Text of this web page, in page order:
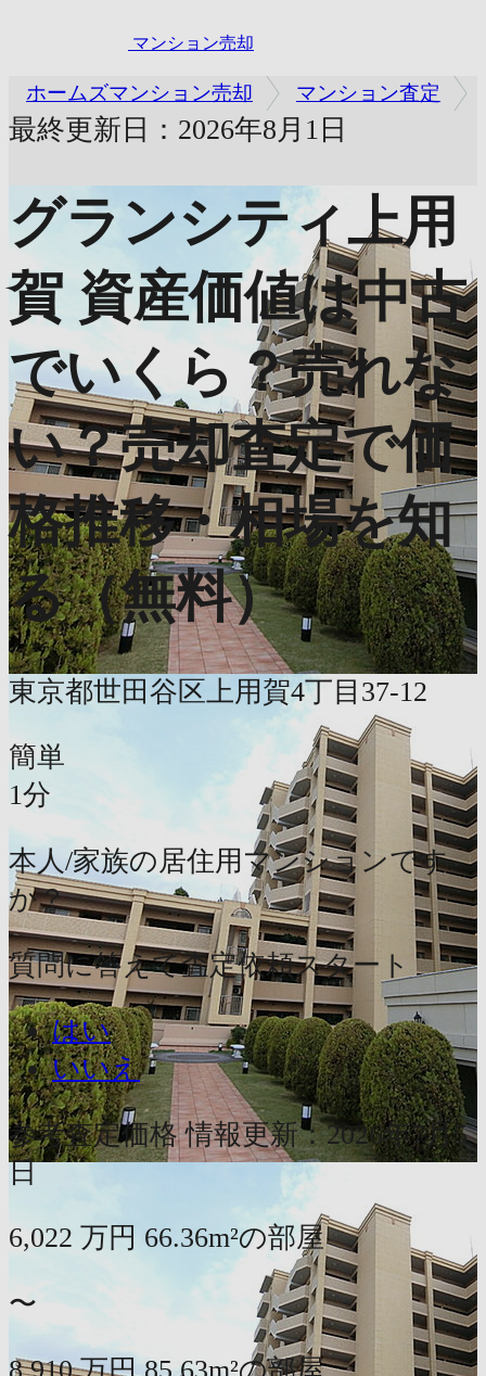
マンション売却
ホームズマンション売却 マンション査定
最終更新日：2026年8月1日
グランシティ上用
賀 資産価値は中古
でいくら？売れな
い？売却査定で価
格推移・相場を知
る（無料）
東京都世田谷区上用賀4丁目37-12
簡単
1分
本人/家族の居住用マンションです
か？
質問に答えて査定依頼スタート
はい
いいえ
参考査定価格 情報更新：2026年7月5
日
6,022 万円 66.36m²の部屋
〜
8,910 万円 85.63m²の部屋